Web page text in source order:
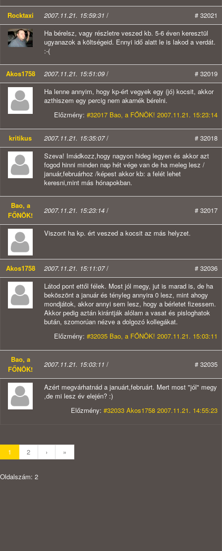
Rocktaxi 2007.11.21. 15:59:31 /
# 32021
Ha bérelsz, vagy részletre veszed kb. 5-6 éven keresztül
ugyanazok a költségeid. Ennyi idő alatt le is lakod a verdát.
:-(
Akos1758 2007.11.21. 15:51:09 /
# 32019
Ha lenne annyim, hogy kp-ért vegyek egy (jó) kocsit, akkor
azthiszem egy percig nem akarnék bérelni.
Előzmény: #32017 Bao, a FŐNÖK! 2007.11.21. 15:23:14
kritikus 2007.11.21. 15:35:07/
# 32018
Szeva! Imádkozz,hogy nagyon hideg legyen és akkor azt
fogod hinni minden nap hét vége van de ha meleg lesz /
január,februárhoz /képest akkor kb: a felét lehet
keresni,mint más hónapokban.
Bao, a
FŐNÖK!
2007.11.21. 15:23:14 / # 32017
Viszont ha kp. ért veszed a kocsit az más helyzet.
Akos1758 2007.11.21. 15:11:07/
# 32036
Látod pont ettől félek. Most jól megy, jut is marad is, de ha
beköszönt a január és tényleg annyira 0 lesz, mint ahogy
mondjátok, akkor annyi sem lesz, hogy a bérletet fizessem.
Akkor pedig aztán kirántják alólam a vasat és pisloghatok
bután, szomorúan nézve a dolgozó kollegákat.
Előzmény: #32035 Bao, a FŐNÖK! 2007.11.21. 15:03:11
Bao, a
FŐNÖK!
2007.11.21. 15:03:11 / # 32035
Azért megvárhatnád a januárt,februárt. Mert most "jól" megy
,de mi lesz év elején? :)
Előzmény: #32033 Akos1758 2007.11.21. 14:55:23
1 2 › »
Oldalszám: 2